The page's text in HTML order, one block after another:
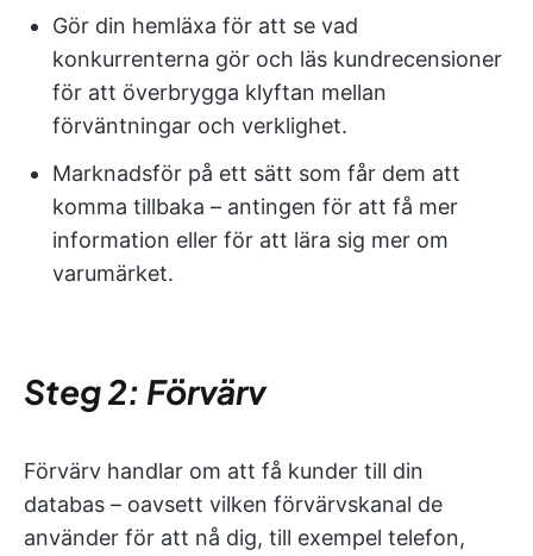
Gör din hemläxa för att se vad
konkurrenterna gör och läs kundrecensioner
för att överbrygga klyftan mellan
förväntningar och verklighet.
Marknadsför på ett sätt som får dem att
komma tillbaka – antingen för att få mer
information eller för att lära sig mer om
varumärket.
Steg 2: Förvärv
Förvärv handlar om att få kunder till din
databas – oavsett vilken förvärvskanal de
använder för att nå dig, till exempel telefon,